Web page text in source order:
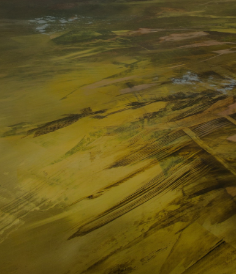
_gid Statistik 1 Tag
_gat_UA-121824291-1 Notwendig 1 Minute
_fbp Marketing 2 Monate
Marketing 2 Monate